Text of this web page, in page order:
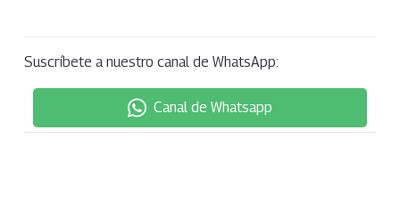
Suscríbete a nuestro canal de WhatsApp:
Canal de Whatsapp